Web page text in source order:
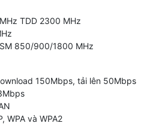
Thông Qua
TDD 2300 MHz
850/900/1800 MHz
150Mbps, tải lên 50Mbps
WPA và WPA2